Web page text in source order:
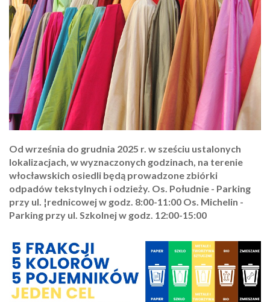
Od września do grudnia 2025 r. w sześciu ustalonych
lokalizacjach, w wyznaczonych godzinach, na terenie
włocławskich osiedli będą prowadzone zbiórki
odpadów tekstylnych i odzieży. Os. Południe - Parking
przy ul. ¦rednicowej w godz. 8:00-11:00 Os. Michelin -
Parking przy ul. Szkolnej w godz. 12:00-15:00